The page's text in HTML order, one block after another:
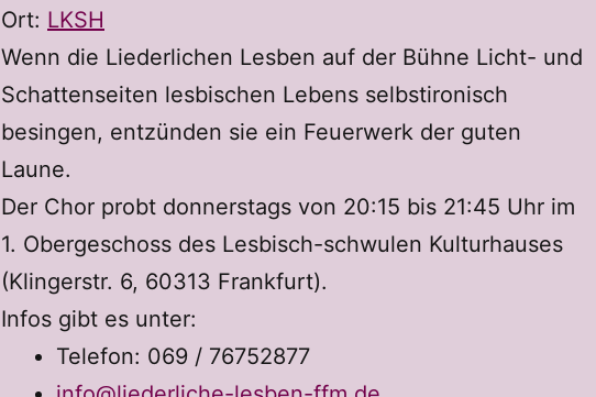
Ort: LKSH
Wenn die Liederlichen Lesben auf der Bühne Licht- und
Schattenseiten lesbischen Lebens selbstironisch
besingen, entzünden sie ein Feuerwerk der guten
Laune.
Der Chor probt donnerstags von 20:15 bis 21:45 Uhr im
1. Obergeschoss des Lesbisch-schwulen Kulturhauses
(Klingerstr. 6, 60313 Frankfurt).
Infos gibt es unter:
Telefon: 069 / 76752877